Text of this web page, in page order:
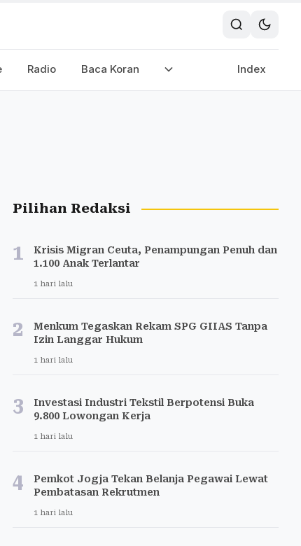
Radio Baca Koran Index
Pilihan Redaksi
1
Krisis Migran Ceuta, Penampungan Penuh dan
1.100 Anak Terlantar
1 hari lalu
2
Menkum Tegaskan Rekam SPG GIIAS Tanpa
Izin Langgar Hukum
1 hari lalu
3
Investasi Industri Tekstil Berpotensi Buka
9.800 Lowongan Kerja
1 hari lalu
4
Pemkot Jogja Tekan Belanja Pegawai Lewat
Pembatasan Rekrutmen
1 hari lalu